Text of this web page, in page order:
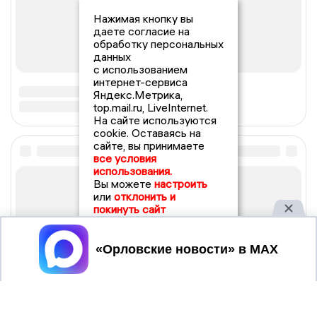
Нажимая кнопку вы
даете согласие на
обработку персональных
данных
с использованием
интернет-сервиса
Яндекс.Метрика,
top.mail.ru, LiveInternet.
На сайте используются
cookie. Оставаясь на
сайте, вы принимаете
все условия
использования.
Вы можете настроить
или отклонить и
покинуть сайт
Принять